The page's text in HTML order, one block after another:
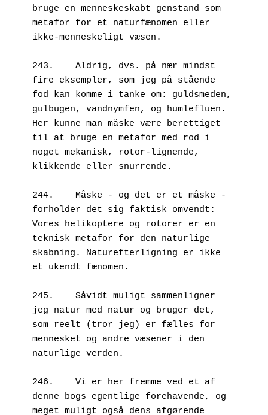
bruge en menneskeskabt genstand som
metafor for et naturfænomen eller
ikke-menneskeligt væsen.
243.	Aldrig, dvs. på nær mindst
fire eksempler, som jeg på stående
fod kan komme i tanke om: guldsmeden,
gulbugen, vandnymfen, og humlefluen.
Her kunne man måske være berettiget
til at bruge en metafor med rod i
noget mekanisk, rotor-lignende,
klikkende eller snurrende.
244.	Måske - og det er et måske -
forholder det sig faktisk omvendt:
Vores helikoptere og rotorer er en
teknisk metafor for den naturlige
skabning. Naturefterligning er ikke
et ukendt fænomen.
245.	Såvidt muligt sammenligner
jeg natur med natur og bruger det,
som reelt (tror jeg) er fælles for
mennesket og andre væsener i den
naturlige verden.
246.	Vi er her fremme ved et af
denne bogs egentlige forehavende, og
meget muligt også dens afgørende